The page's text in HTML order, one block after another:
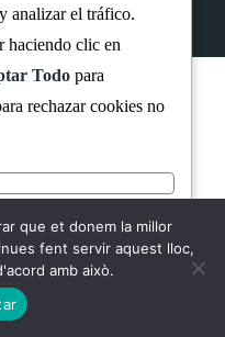
analizar el tráfico.
haciendo clic en
Todo para
rechazar cookies no
que et donem la millor
fent servir aquest lloc,
amb això.